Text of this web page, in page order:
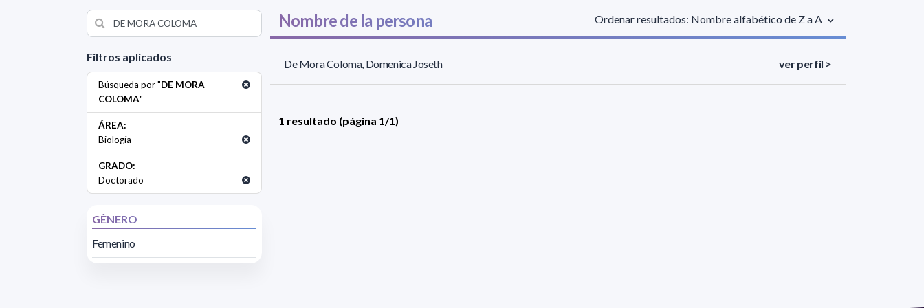
Filtros aplicados
Búsqueda por "DE MORA
COLOMA"
ÁREA:
Biología
GRADO:
Doctorado
GÉNERO
Femenino
Nombre de la persona Ordenar resultados: Nombre alfabético de Z a A
De Mora Coloma, Domenica Joseth ver perfil >
1 resultado (página 1/1)